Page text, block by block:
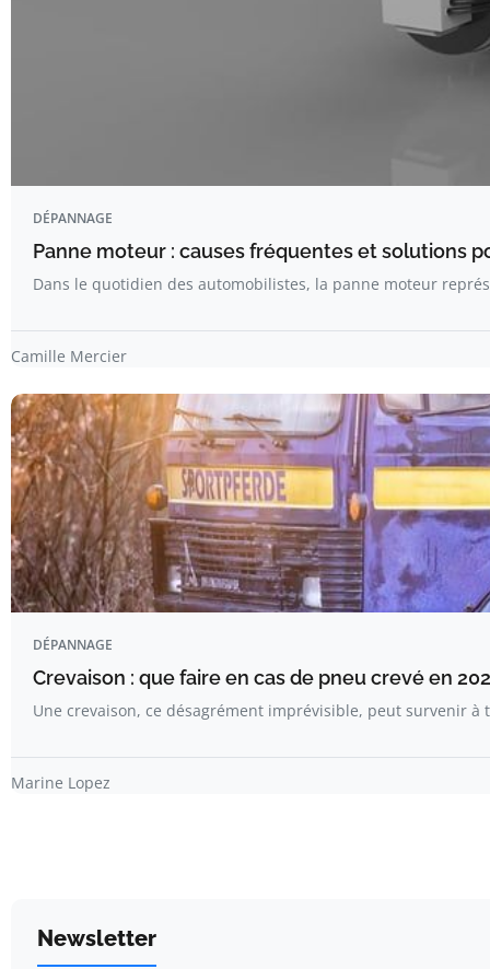
DÉPANNAGE
Panne moteur : causes fréquentes et solutions
Dans le quotidien des automobilistes, la panne moteur
Camille Mercier
DÉPANNAGE
Crevaison : que faire en cas de pneu crevé en
Une crevaison, ce désagrément imprévisible, peut survenir
Marine Lopez
Newsletter